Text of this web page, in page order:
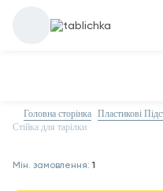
Головна сторінка Пластикові
Стійка для тарілки
Мін. замовлення: 1